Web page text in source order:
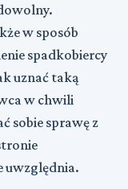
w sposób
spadkobiercy
uznać taką
w chwili
sobie sprawę z
uwzględnia.